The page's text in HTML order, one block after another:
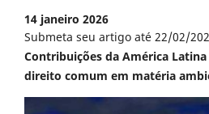
14 janeiro 2026
Submeta seu artigo até 22/02/
Contribuições da América
direito comum em matéria